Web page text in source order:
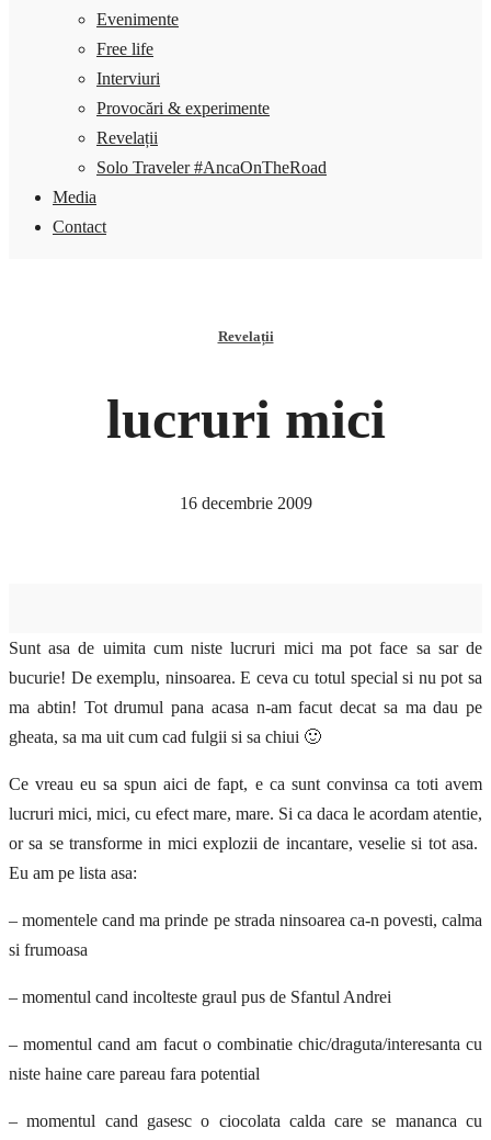
Evenimente
Free life
Interviuri
Provocări & experimente
Revelații
Solo Traveler #AncaOnTheRoad
Media
Contact
Revelații
lucruri mici
16 decembrie 2009
Sunt asa de uimita cum niste lucruri mici ma pot face sa sar de
bucurie! De exemplu, ninsoarea. E ceva cu totul special si nu pot sa
ma abtin! Tot drumul pana acasa n-am facut decat sa ma dau pe
gheata, sa ma uit cum cad fulgii si sa chiui 🙂
Ce vreau eu sa spun aici de fapt, e ca sunt convinsa ca toti avem
lucruri mici, mici, cu efect mare, mare. Si ca daca le acordam atentie,
or sa se transforme in mici explozii de incantare, veselie si tot asa.
Eu am pe lista asa:
– momentele cand ma prinde pe strada ninsoarea ca-n povesti, calma
si frumoasa
– momentul cand incolteste graul pus de Sfantul Andrei
– momentul cand am facut o combinatie chic/draguta/interesanta cu
niste haine care pareau fara potential
– momentul cand gasesc o ciocolata calda care se mananca cu